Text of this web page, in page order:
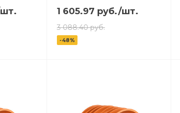
шт. 1 605.97 руб./шт.
3 088.40 руб.
-48%